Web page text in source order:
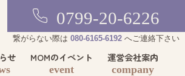
0799-20-6226
繋がらない際は 080-6165-6192 へご連絡下さい
せ MOMのイベント
event
運営会社案内
company